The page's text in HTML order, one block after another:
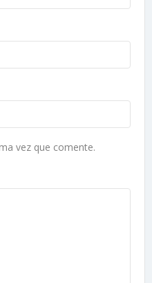
vez que comente.